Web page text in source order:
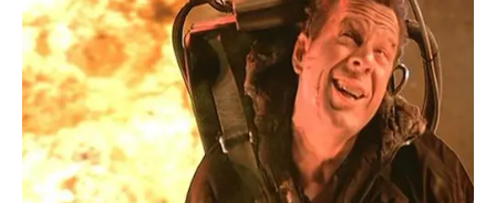
Navigation
des
articles
←PRIX DES HELLEBORES
PRONOSTIC QUINTE 12-07-
2024
HANDICAP DE LA FETE
NATIONALE QUINTE PMU 14-
07-2024